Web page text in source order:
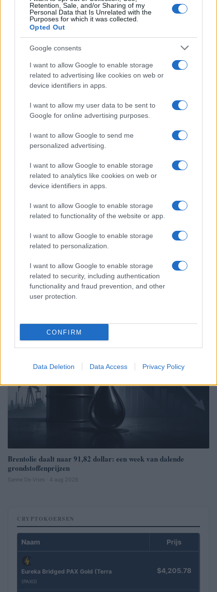
Retention, Sale, and/or Sharing of my
Personal Data that Is Unrelated with the
Purposes for which it was collected.
Opted Out
Google consents
I want to allow Google to enable storage
related to advertising like cookies on web or
device identifiers in apps.
I want to allow my user data to be sent to
Google for online advertising purposes.
I want to allow Google to send me
personalized advertising.
I want to allow Google to enable storage
related to analytics like cookies on web or
device identifiers in apps.
I want to allow Google to enable storage
related to functionality of the website or app.
I want to allow Google to enable storage
related to personalization.
I want to allow Google to enable storage
related to security, including authentication
functionality and fraud prevention, and other
user protection.
CONFIRM
Data Deletion Data Access Privacy Policy
Brentolie daalt naar 88.9 dollar: grondstoffen onder druk
NEWS
Brentolie daalt naar 91,82 dollar: een week van teruggang in
grondstoffen
Sanne De Vries · 5 aug 2026
NEWS
Brentolie daalt naar 91,82 dollar: een week van dalende
grondstoffenprijzen
Sanne De Vries · 4 aug 2026
CRYPTOKOERSEN
Naam Prijs
Eureka Bridged PAX Gold (Terra
(PAXG)
$4,205.78